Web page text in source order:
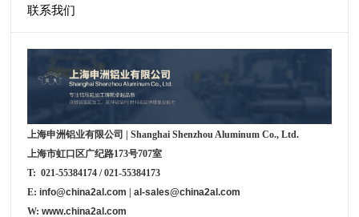
联系我们
上海申洲铝业有限公司 | Shanghai Shenzhou Aluminum Co., Ltd.
上海市虹口区广纪路173号707室
T: 021-55384174 / 021-55384173
E: info@china2al.com
al-sales@china2al.com
W: www.china2al.com